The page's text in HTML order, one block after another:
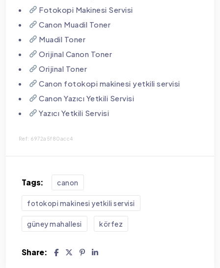
Fotokopi Makinesi Servisi
Canon Muadil Toner
Muadil Toner
Orijinal Canon Toner
Orijinal Toner
Canon fotokopi makinesi yetkili servisi
Canon Yazıcı Yetkili Servisi
Yazıcı Yetkili Servisi
Ref: 6972a5f80acc4
Tags: canon
fotokopi makinesi yetkili servisi
güney mahallesi körfez
Share: